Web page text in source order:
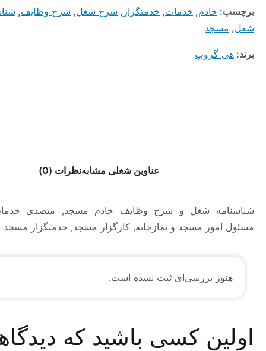
خادم,خدمات,خدمتگزار, شرح شغل ,شرح وظایف, شناسنامه
گروپ
عناوین شغلی مشابهنظرات (0)
شغل و شرح وظایف خادم مسجد, متصدی خدمات مسجد,
مسجد و نمازخانه, کارگزار مسجد, خدمتگزار مسجد
بررسی‌ای ثبت نشده است.
کسی باشید که دیدگاهی